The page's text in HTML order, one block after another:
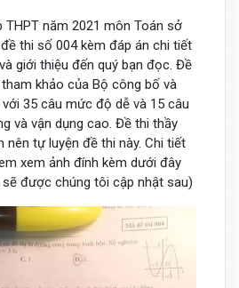
năm 2021 môn Toán sở
thi số 004 kèm đáp án chi tiết
giới thiệu đến quý bạn đọc. Đề
khảo của Bộ công bố và
35 câu mức độ dễ và 15 câu
và vận dụng cao. Đề thi thầy
nên tự luyện đề thi này. Chi tiết
xem ảnh đính kèm dưới đây
sẽ được chúng tôi cập nhật sau)